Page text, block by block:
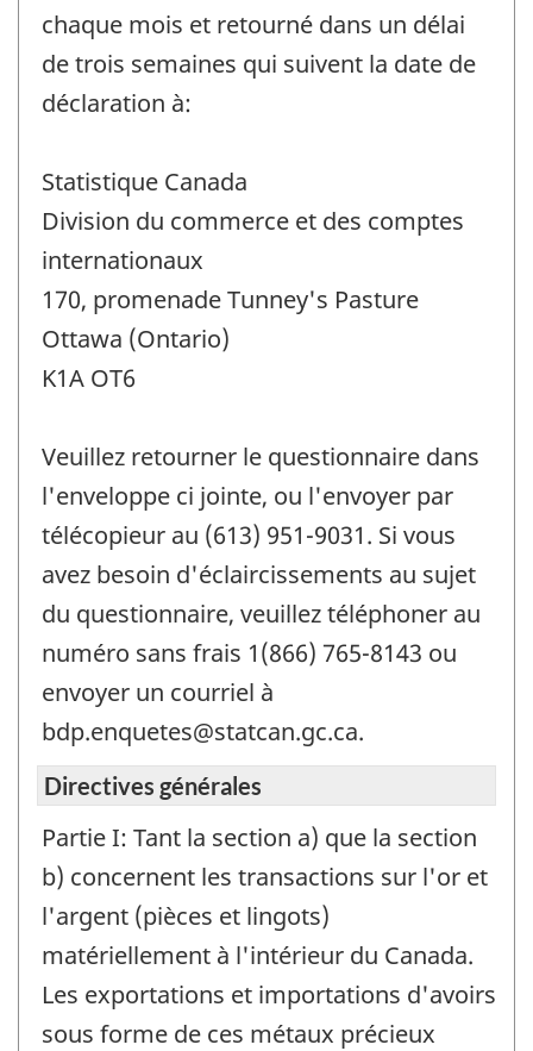
chaque mois et retourné dans un délai
de trois semaines qui suivent la date de
déclaration à:
Statistique Canada
Division du commerce et des comptes
internationaux
170, promenade Tunney's Pasture
Ottawa (Ontario)
K1A OT6
Veuillez retourner le questionnaire dans
l'enveloppe ci jointe, ou l'envoyer par
télécopieur au (613) 951-9031. Si vous
avez besoin d'éclaircissements au sujet
du questionnaire, veuillez téléphoner au
numéro sans frais 1(866) 765-8143 ou
envoyer un courriel à
bdp.enquetes@statcan.gc.ca.
Directives générales
Partie I: Tant la section a) que la section
b) concernent les transactions sur l'or et
l'argent (pièces et lingots)
matériellement à l'intérieur du Canada.
Les exportations et importations d'avoirs
sous forme de ces métaux précieux